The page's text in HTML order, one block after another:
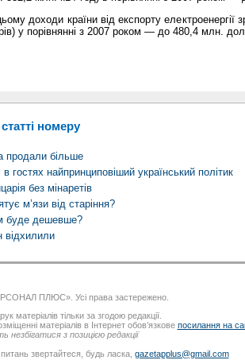
доходи країни від експорту
у порівнянні з 2007 роком — до 480,4 млн.
статті номеру
продали більше
гостях найпринциповіший український політик
без мінаретів
м’язи від старіння?
буде дешевше?
відхилили
ПЛЮС». Усі права застережено.
матеріалів тільки за згодою редакції.
матеріалів в Інтернет обов’язкове посилання на
незбігатися з позицією редакції
звертайтеся, будь ласка, gazetapplus@gmail.com